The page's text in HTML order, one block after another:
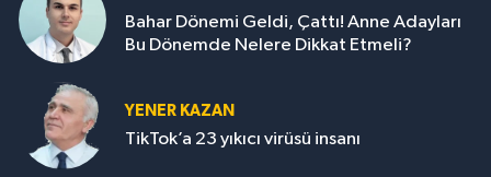
Bahar Dönemi Geldi, Çattı! Anne Adayları
Bu Dönemde Nelere Dikkat Etmeli?
YENER KAZAN
TikTok’a 23 yıkıcı virüsü insanı